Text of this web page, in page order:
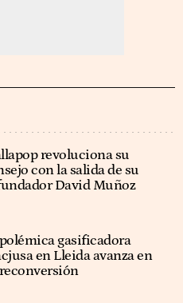
revoluciona su
con la salida de su
David Muñoz
gasificadora
en Lleida avanza en